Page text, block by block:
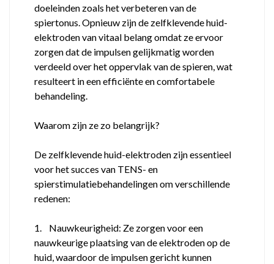
doeleinden zoals het verbeteren van de
spiertonus. Opnieuw zijn de zelfklevende huid-
elektroden van vitaal belang omdat ze ervoor
zorgen dat de impulsen gelijkmatig worden
verdeeld over het oppervlak van de spieren, wat
resulteert in een efficiënte en comfortabele
behandeling.
Waarom zijn ze zo belangrijk?
De zelfklevende huid-elektroden zijn essentieel
voor het succes van TENS- en
spierstimulatiebehandelingen om verschillende
redenen:
1. Nauwkeurigheid: Ze zorgen voor een
nauwkeurige plaatsing van de elektroden op de
huid, waardoor de impulsen gericht kunnen